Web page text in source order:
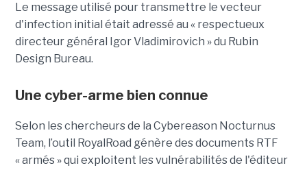
Le message utilisé pour transmettre le vecteur
d'infection initial était adressé au « respectueux
directeur général Igor Vladimirovich » du Rubin
Design Bureau.
Une cyber-arme bien connue
Selon les chercheurs de la Cybereason Nocturnus
Team, l’outil RoyalRoad génère des documents RTF
« armés » qui exploitent les vulnérabilités de l'éditeur